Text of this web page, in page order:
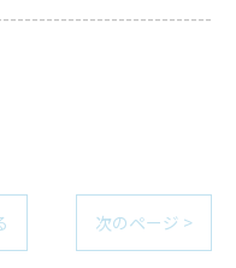
次のページ >